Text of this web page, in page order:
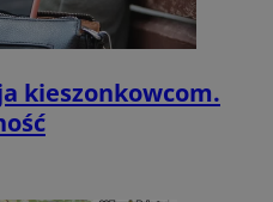
kieszonkowcom.